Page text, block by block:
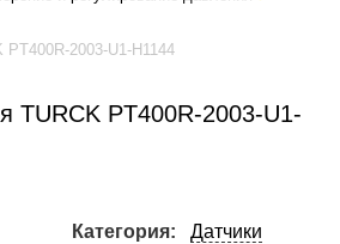
2003-U1-H1144
TURCK PT400R-2003-U1-
Категория:
Датчики